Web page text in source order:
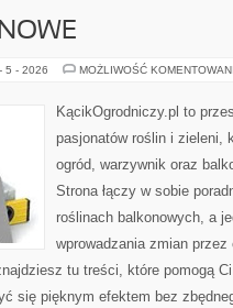
5 - 2026 MOŻLIWOŚĆ
KącikOgrodniczy.pl to
pasjonatów roślin i zieleni,
ogród, warzywnik oraz
Strona łączy w sobie
roślinach balkonowych, a
wprowadzania zmian przez
tu treści, które pomogą
się pięknym efektem bez